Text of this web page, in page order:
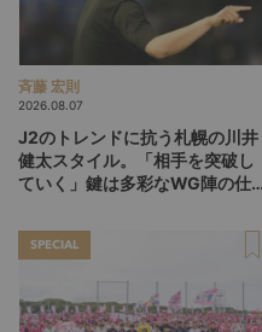
斉藤 宏則
2026.08.07
J2のトレンドに抗う札幌の川井
健太スタイル。「相手を突破し
ていく」鍵は多彩なWG陣の仕
SPECIAL